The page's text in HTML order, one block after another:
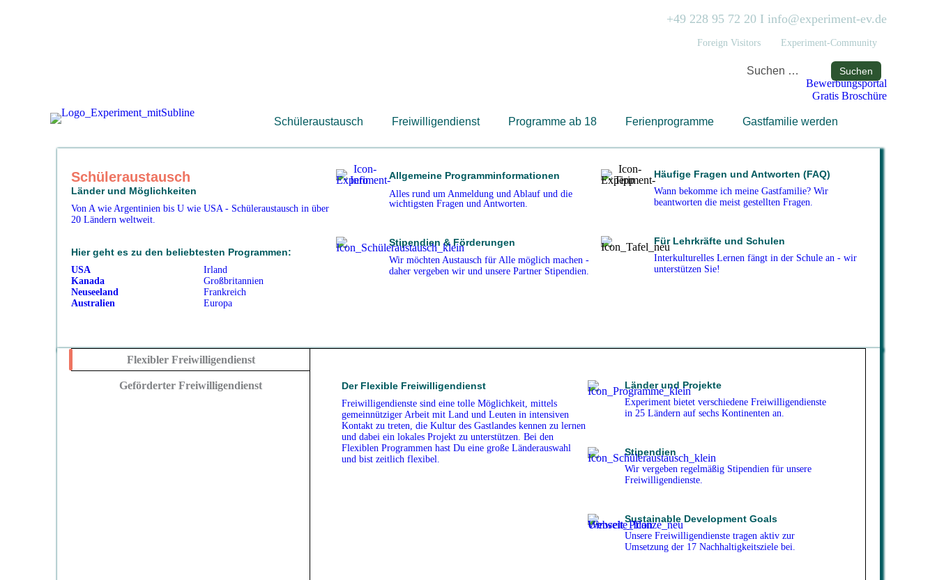
+49 228 95 72 20 I info@experiment-ev.de
Foreign Visitors Experiment-Community
Bewerbungsportal
Gratis Broschüre
Schüleraustausch Freiwilligendienst Programme ab 18 Ferienprogramme Gastfamilie werden
Schüleraustausch
Länder und Möglichkeiten
Von A wie Argentinien bis U wie USA - Schüleraustausch in über
20 Ländern weltweit.
Hier geht es zu den beliebtesten Programmen:
USA
Kanada
Neuseeland
Australien
Irland
Großbritannien
Frankreich
Europa
Allgemeine Programminformationen
Alles rund um Anmeldung und Ablauf und die
wichtigsten Fragen und Antworten.
Stipendien & Förderungen
Wir möchten Austausch für Alle möglich machen -
daher vergeben wir und unsere Partner Stipendien.
Häufige Fragen und Antworten (FAQ)
Wann bekomme ich meine Gastfamilie? Wir
beantworten die meist gestellten Fragen.
Für Lehrkräfte und Schulen
Interkulturelles Lernen fängt in der Schule an - wir
unterstützen Sie!
Flexibler Freiwilligendienst
Geförderter Freiwilligendienst Der Flexible Freiwilligendienst
Freiwilligendienste sind eine tolle Möglichkeit, mittels
gemeinnütziger Arbeit mit Land und Leuten in intensiven
Kontakt zu treten, die Kultur des Gastlandes kennen zu lernen
und dabei ein lokales Projekt zu unterstützen. Bei den
Flexiblen Programmen hast Du eine große Länderauswahl
und bist zeitlich flexibel.
Länder und Projekte
Experiment bietet verschiedene Freiwilligendienste
in 25 Ländern auf sechs Kontinenten an.
Stipendien
Wir vergeben regelmäßig Stipendien für unsere
Freiwilligendienste.
Sustainable Development Goals
Unsere Freiwilligendienste tragen aktiv zur
Umsetzung der 17 Nachhaltigkeitsziele bei.